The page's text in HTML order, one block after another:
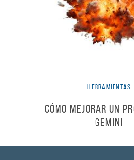
Herramientas
Cómo Mejorar un
Gemini